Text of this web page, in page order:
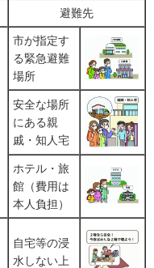
避難先
市が指定す
る緊急避難
場所
安全な場所
にある親
戚・知人宅
ホテル・旅
館（費用は
本人負担）
自宅等の浸
水しない上